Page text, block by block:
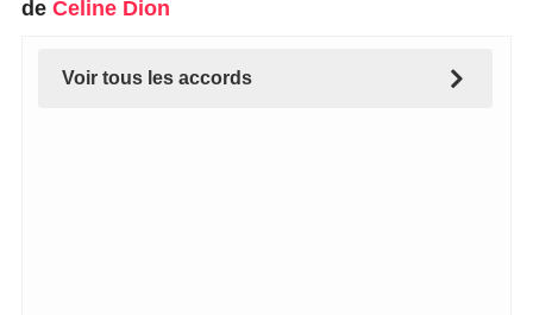
de Celine Dion
Voir tous les accords